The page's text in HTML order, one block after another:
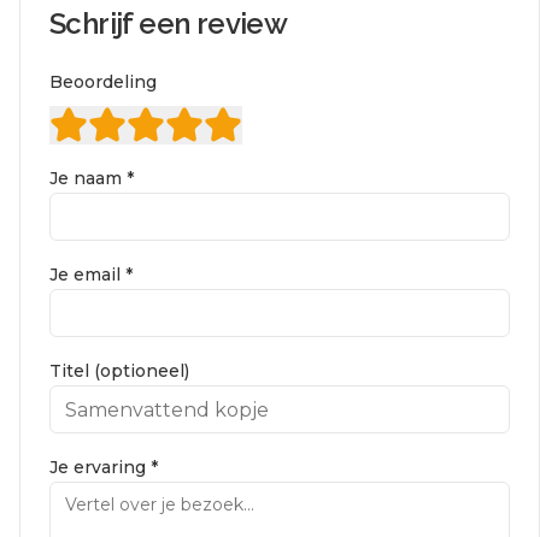
Schrijf een review
Beoordeling
Je naam *
Je email *
Titel (optioneel)
Je ervaring *